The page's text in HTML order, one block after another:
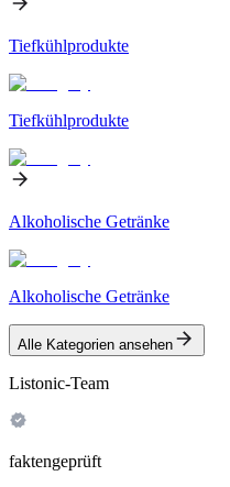
Tiefkühlprodukte
Tiefkühlprodukte
Alkoholische Getränke
Alkoholische Getränke
Alle Kategorien ansehen
Listonic-Team
faktengeprüft